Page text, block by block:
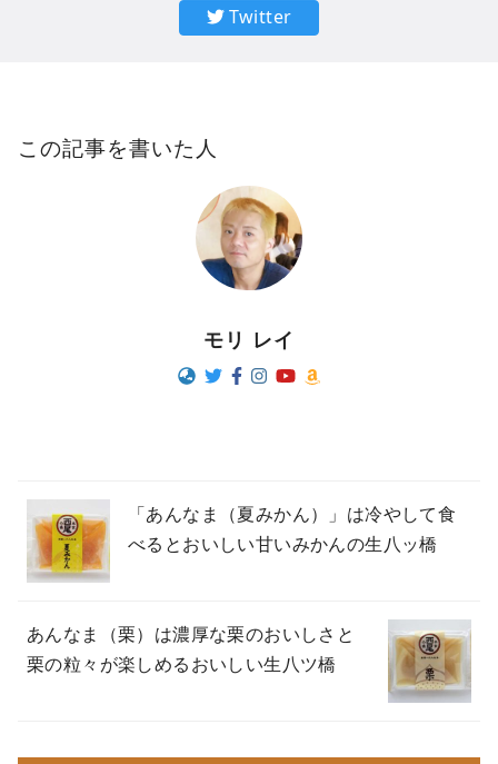
Twitter
この記事を書いた人
モリ レイ
「あんなま（夏みかん）」は冷やして食
べるとおいしい甘いみかんの生八ッ橋
あんなま（栗）は濃厚な栗のおいしさと
栗の粒々が楽しめるおいしい生八ツ橋